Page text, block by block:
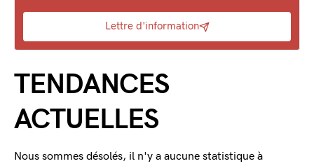
Lettre d'information
TENDANCES
ACTUELLES
Nous sommes désolés, il n'y a aucune statistique à